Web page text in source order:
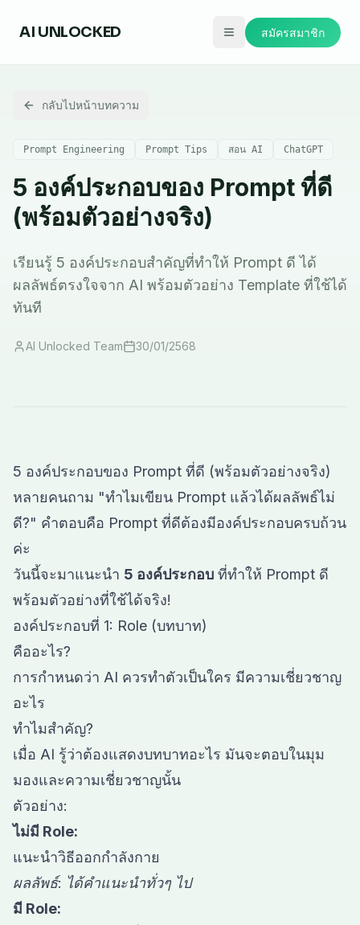
AI UNLOCKED สมัครสมาชิก
กลับไปหน้าบทความ
Prompt Engineering Prompt Tips สอน AI ChatGPT
5 องค์ประกอบของ Prompt ที่ดี
(พร้อมตัวอย่างจริง)
เรียนรู้ 5 องค์ประกอบสำคัญที่ทำให้ Prompt ดี ได้
ผลลัพธ์ตรงใจจาก AI พร้อมตัวอย่าง Template ที่ใช้ได้
ทันที
AI Unlocked Team 30/01/2568
5 องค์ประกอบของ Prompt ที่ดี (พร้อมตัวอย่างจริง)
หลายคนถาม "ทำไมเขียน Prompt แล้วได้ผลลัพธ์ไม่
ดี?" คำตอบคือ Prompt ที่ดีต้องมีองค์ประกอบครบถ้วน
ค่ะ
วันนี้จะมาแนะนำ 5 องค์ประกอบ ที่ทำให้ Prompt ดี
พร้อมตัวอย่างที่ใช้ได้จริง!
องค์ประกอบที่ 1: Role (บทบาท)
คืออะไร?
การกำหนดว่า AI ควรทำตัวเป็นใคร มีความเชี่ยวชาญ
อะไร
ทำไมสำคัญ?
เมื่อ AI รู้ว่าต้องแสดงบทบาทอะไร มันจะตอบในมุม
มองและความเชี่ยวชาญนั้น
ตัวอย่าง:
ไม่มี Role:
ผลลัพธ์: ได้คำแนะนำทั่วๆ ไป
มี Role: